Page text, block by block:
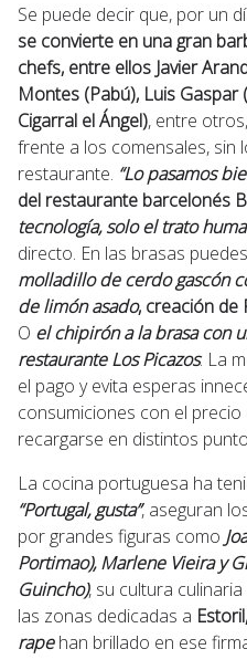
Se puede decir que, por un
se convierte en una gran
chefs, entre ellos Javier
Montes (Pabú), Luis Gaspar
Cigarral el Ángel), entre
frente a los comensales, sin
restaurante. “Lo pasamos
del restaurante barcelonés
tecnología, solo el trato
directo. En las brasas
molladillo de cerdo gascón
de limón asado, creación de
O el chipirón a la brasa con
restaurante Los Picazos. La
el pago y evita esperas
consumiciones con el
recargarse en distintos
La cocina portuguesa ha
“Portugal, gusta”, aseguran
por grandes figuras como
Portimao), Marlene Vieira y
Guincho), su cultura
las zonas dedicadas a
rapehan brillado en ese